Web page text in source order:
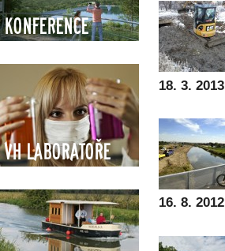
Konference
VH Laboratoře
18. 3. 2013
16. 8. 2012